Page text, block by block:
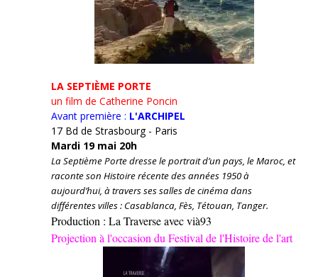
LA SEPTIÈME PORTE
un film de Catherine Poncin
Avant première : L'ARCHIPEL
17 Bd de Strasbourg - Paris
Mardi 19 mai 20h
La Septième Porte dresse le portrait d’un pays, le Maroc, et
raconte son Histoire récente des années 1950 à
aujourd’hui, à travers ses salles de cinéma dans
différentes villes : Casablanca, Fès, Tétouan, Tanger.
Production : La Traverse avec vià93
Projection à l'occasion du Festival de l'Histoire de l'art